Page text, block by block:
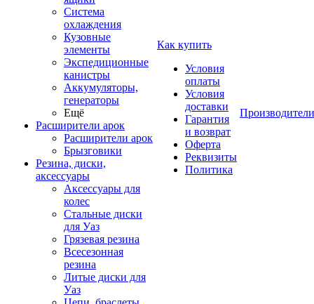
Система
охлаждения
Кузовные
элементы
Экспедиционные
канистры
Аккумуляторы,
генераторы
Ещё
Расширители арок
Расширители арок
Брызговики
Резина, диски,
аксессуары
Аксессуары для
колес
Стальные диски
для Уаз
Грязевая резина
Всесезонная
резина
Литые диски для
Уаз
Как купить
Условия
оплаты
Условия
доставки
Гарантия
и возврат
Оферта
Реквизиты
Политика
Производители